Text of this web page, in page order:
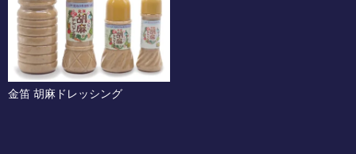
金笛 胡麻ドレッシング